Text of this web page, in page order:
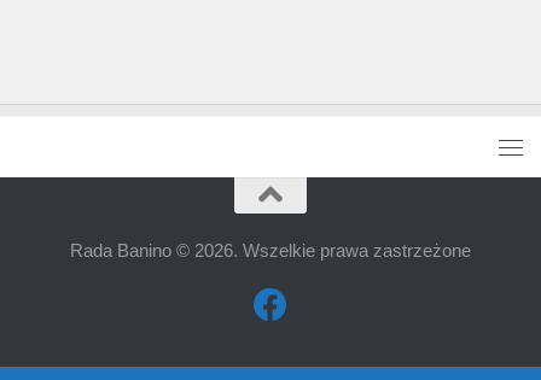
Rada Banino © 2026. Wszelkie prawa zastrzeżone